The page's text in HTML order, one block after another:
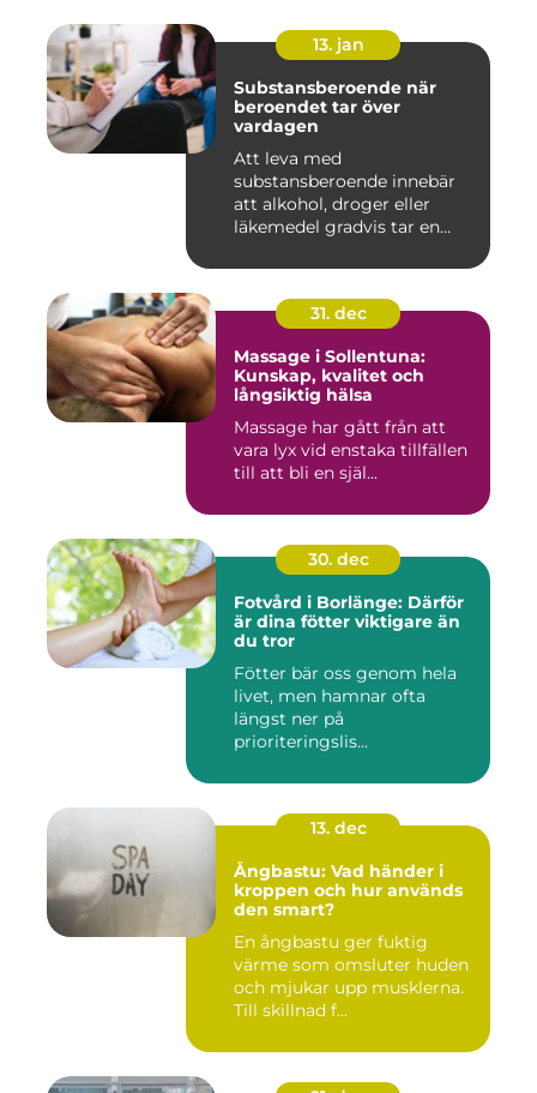
13. jan
Substansberoende när
beroendet tar över
vardagen
Att leva med
substansberoende innebär
att alkohol, droger eller
läkemedel gradvis tar en
31. dec
Massage i Sollentuna:
Kunskap, kvalitet och
långsiktig hälsa
Massage har gått från att
vara lyx vid enstaka tillfällen
till att bli en själ...
30. dec
Fotvård i Borlänge: Därför
är dina fötter viktigare än
du tror
Fötter bär oss genom hela
livet, men hamnar ofta
längst ner på
prioriteringslis...
13. dec
Ångbastu: Vad händer i
kroppen och hur används
den smart?
En ångbastu ger fuktig
värme som omsluter huden
och mjukar upp musklerna.
Till skillnad f...